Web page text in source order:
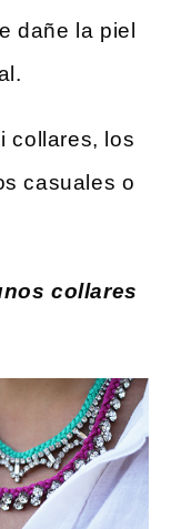
dañe la piel
collares, los
casuales o
collares